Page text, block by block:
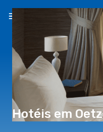
Hotéis em Oetz